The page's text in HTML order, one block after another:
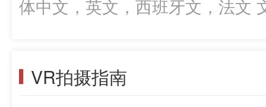
体中文，英文，西班牙文，法文
VR拍摄指南